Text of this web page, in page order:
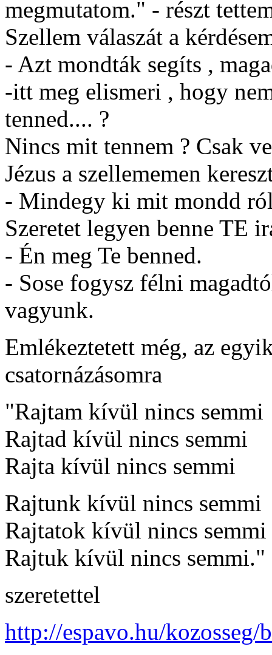
megmutatom." - részt
Szellem válaszát a
- Azt mondták segíts ,
-itt meg elismeri , hogy
tenned.... ?
Nincs mit tennem ? Csak
Jézus a szellememen
- Mindegy ki mit mondd
Szeretet legyen benne TE
- Én meg Te benned.
- Sose fogysz félni
vagyunk.
Emlékeztetett még, az
csatornázásomra
"Rajtam kívül nincs semmi
Rajtad kívül nincs semmi
Rajta kívül nincs semmi
Rajtunk kívül nincs semmi
Rajtatok kívül nincs semmi
Rajtuk kívül nincs semmi."
szeretettel
http://espavo.hu/kozosseg/